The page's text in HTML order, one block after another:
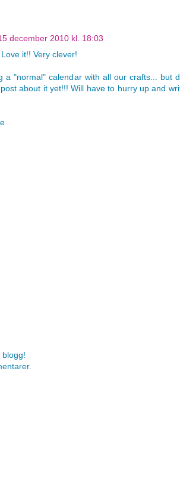
december 2010 kl. 18:03
it!! Very clever!
a "normal" calendar with all our crafts... but
about it yet!!! Will have to hurry up and
blogg!